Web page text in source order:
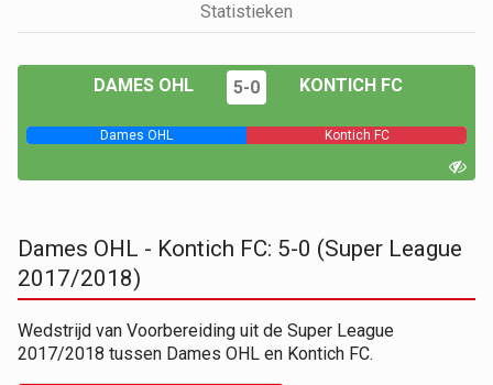
Statistieken
DAMES OHL 5-0 KONTICH FC
Dames OHL Kontich FC
Dames OHL - Kontich FC: 5-0 (Super League
2017/2018)
Wedstrijd van Voorbereiding uit de Super League
2017/2018 tussen Dames OHL en Kontich FC.